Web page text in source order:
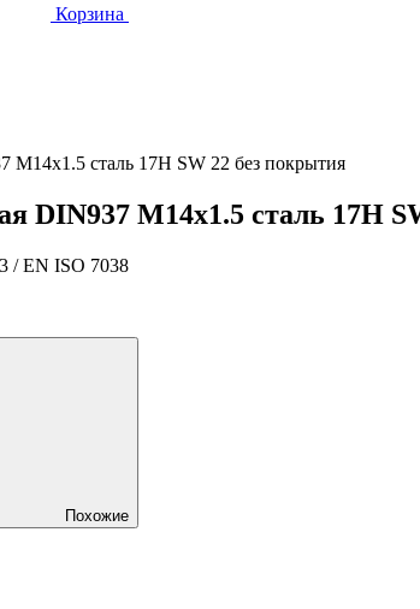
Корзина
М14х1.5 сталь 17H SW 22 без покрытия
DIN937 М14х1.5 сталь 17H
/ EN ISO 7038
Похожие